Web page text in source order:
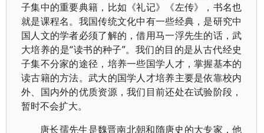
子集中的重要典籍，比如《礼记》《左传》，书名也
就是课程名。我国传统文化中有一些经典，是研究中
国人文的学者必须了解的，借用马一浮先生的话，武
大培养的是“读书的种子”。我们的目的是从古代经史
子集不分家的途径，培养一些国学人才，掌握基本的
读古籍的方法。武大的国学人才培养主要是依靠校内
外、国内外的优质资源，我们目前还处在试验阶段，
暂时不会扩大。
唐长孺先生是魏晋南北朝和隋唐史的大专家，他